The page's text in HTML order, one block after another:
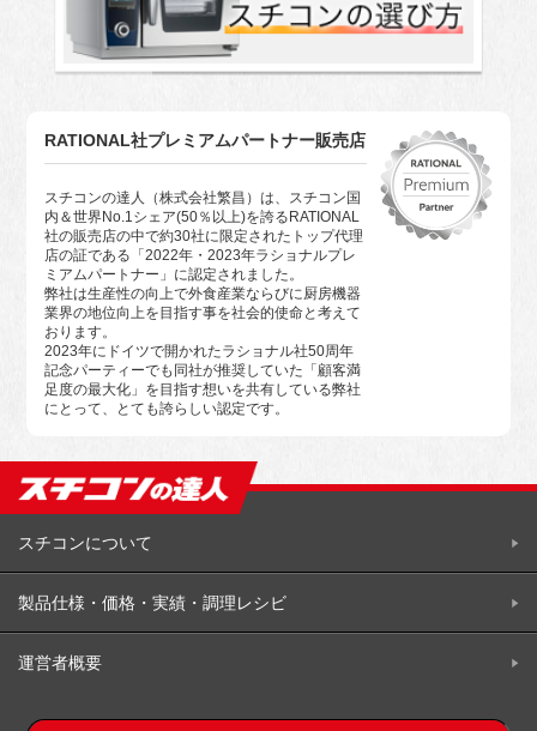
RATIONAL社プレミアムパートナー販売店
スチコンの達人（株式会社繁昌）は、スチコン国
内＆世界No.1シェア(50％以上)を誇るRATIONAL
社の販売店の中で約30社に限定されたトップ代理
店の証である「2022年・2023年ラショナルプレ
ミアムパートナー」に認定されました。
弊社は生産性の向上で外食産業ならびに厨房機器
業界の地位向上を目指す事を社会的使命と考えて
おります。
2023年にドイツで開かれたラショナル社50周年
記念パーティーでも同社が推奨していた「顧客満
足度の最大化」を目指す想いを共有している弊社
にとって、とても誇らしい認定です。
スチコンについて
製品仕様・価格・実績・調理レシビ
運営者概要